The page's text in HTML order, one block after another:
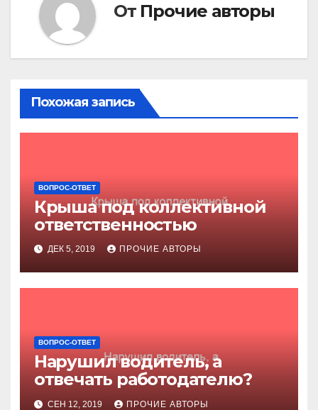
От Прочие авторы
Похожая запись
ВОПРОС-ОТВЕТ
Крыша под коллективной
ответственностью
ДЕК 5, 2019 ПРОЧИЕ АВТОРЫ
ВОПРОС-ОТВЕТ
Нарушил водитель, а
отвечать работодателю?
СЕН 12, 2019 ПРОЧИЕ АВТОРЫ